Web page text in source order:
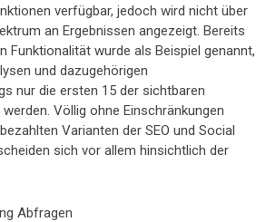
verfügbar, jedoch wird nicht über
an Ergebnissen angezeigt. Bereits
Funktionalität wurde als Beispiel genannt,
und dazugehörigen
nur die ersten 15 der sichtbaren
Völlig ohne Einschränkungen
Varianten der SEO und Social
sich vor allem hinsichtlich der
Abfragen